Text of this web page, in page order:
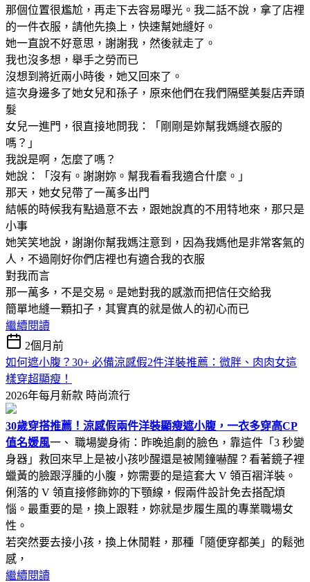
那個位置很尷尬，再走下去容易曝光。我二話不說，拿了店裡
的一件衣服，請他先換上，快速幫她縫好。
她一直說不好意思，謝謝我，然後就走了。
我也沒多想，舉手之勞而已
沒想到將近兩小時後，她又回來了。
這次身邊多了她女兒和孫子，原來他們在我們隔壁美髮店弄頭
髮
女兒一進門，很直接地問我：「剛剛是妳幫我媽縫衣服的
嗎？」
我說是啊，怎麼了嗎？
她說：「沒有。謝謝妳。幫我看看我適合什麼。」
那天，她女兒帶了一萬多出門
結帳的時候我有點過意不去，跟她說真的不用特地來，那只是
小事
她笑笑地說，謝謝你幫我媽注意到，因為我媽他是非常客氣的
人，不過剛好你們店裡也有適合我的衣服
對我而言
那一萬多，不是交易。是她對我的感激而把信任交給我
簡單地縫一顆扣子，其實真的就是做人的初心而已
繼續閱讀
2個月前
如何遮小腹？30+ 必備涼感假2件洋裝推薦：微胖、肉肉女這
樣穿超顯瘦！
2026年每月新款 時尚流行
30歲穿搭推薦！涼感假兩件洋裝顯瘦遮小腹，一衣多穿高CP
值名媛風一、 職場變身術：昨晚追劇的臉色，靠這件「3 秒變
身器」救回來早上是被小孩吵醒還是被鬧鐘嚇醒？看著鏡子裡
蠟黃的臉跟浮腫的小腹，妳需要的是這套大 V 領百褶洋裝。
俐落的 V 領直接修飾妳的下顎線，假兩件設計免去搭配煩
惱。最重要的是，換上跟鞋，妳就是步履生風的專業職場女
性。
若突然要去接小孩，換上休閒鞋，那種「隨便穿都美」的鬆弛
感，
繼續閱讀